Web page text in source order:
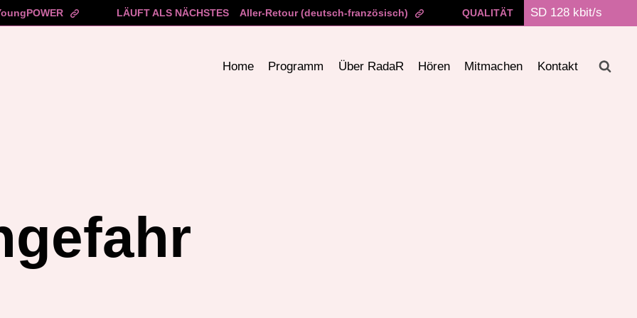
LÄUFT ALS NÄCHSTES Aller-Retour (deutsch-französisch) QUALITÄT
Home Programm Über RadaR Hören Mitmachen Kontakt